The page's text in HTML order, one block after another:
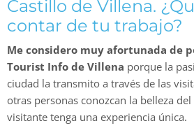
Castillo de Villena.
contar de tu trabajo?
Me considero muy afortunada de
Tourist Info de Villena porque la
ciudad la transmito a través de las
otras personas conozcan la belleza
visitante tenga una experiencia única.